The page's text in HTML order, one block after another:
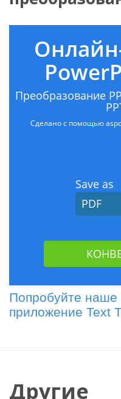
Попробуйте наше
приложение Text
Другие